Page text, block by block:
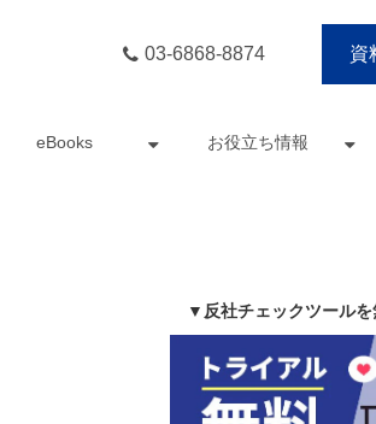
03-6868-8874 資
eBooks お役立ち情報
▼反社チェックツールを